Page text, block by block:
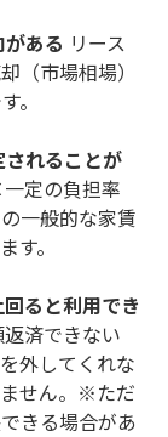
ある リース
（市場相場）
。
れることが
定の負担率
一般的な家賃
す。
ると利用でき
済できない
外してくれな
せん。※ただ
きる場合があ